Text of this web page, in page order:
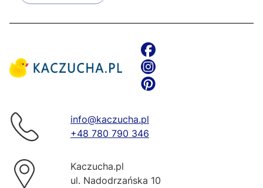
info@kaczucha.pl
+48 780 790 346
Kaczucha.pl
ul. Nadodrzańska 10